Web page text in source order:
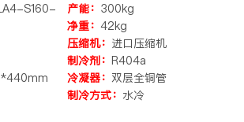
S160-
产能： 300kg
净重： 42kg
压缩机： 进口压缩机
制冷剂： R404a
冷凝器： 双层全铜管
制冷方式： 水冷